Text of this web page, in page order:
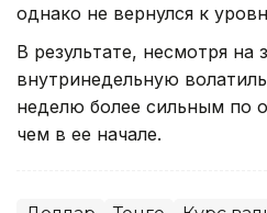
однако не вернулся к
В результате, несмотря на
внутринедельную
неделю более сильным по
чем в ее начале.